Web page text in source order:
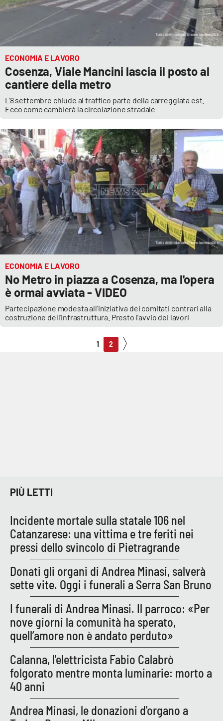
ECONOMIA E LAVORO
Cosenza, Viale Mancini lascia il posto al
cantiere della metro
L'8 settembre chiude al traffico parte della carreggiata est.
Ecco come cambierà la circolazione stradale
ECONOMIA E LAVORO
No Metro in piazza a Cosenza, ma l'opera
è ormai avviata - VIDEO
Partecipazione modesta all'iniziativa dei comitati contrari alla
costruzione dell'infrastruttura. Presto l'avvio dei lavori
1 2
PIÙ LETTI
Incidente mortale sulla statale 106 nel
Catanzarese: una vittima e tre feriti nei
pressi dello svincolo di Pietragrande
Donati gli organi di Andrea Minasi, salverà
sette vite. Oggi i funerali a Serra San Bruno
I funerali di Andrea Minasi. Il parroco: «Per
nove giorni la comunità ha sperato,
quell’amore non è andato perduto»
Calanna, l'elettricista Fabio Calabrò
folgorato mentre monta luminarie: morto a
40 anni
Andrea Minasi, le donazioni d'organo a